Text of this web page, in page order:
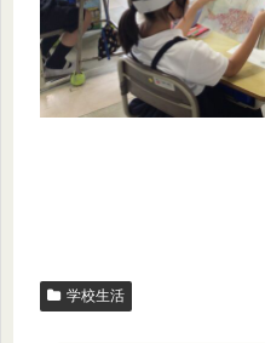
学校生活